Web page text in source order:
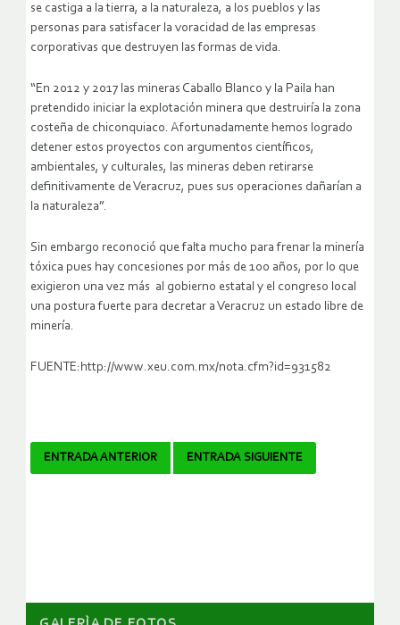
se castiga a la tierra, a la naturaleza, a los pueblos y las
personas para satisfacer la voracidad de las empresas
corporativas que destruyen las formas de vida.
“En 2012 y 2017 las mineras Caballo Blanco y la Paila han
pretendido iniciar la explotación minera que destruiría la zona
costeña de chiconquiaco. Afortunadamente hemos logrado
detener estos proyectos con argumentos científicos,
ambientales, y culturales, las mineras deben retirarse
definitivamente de Veracruz, pues sus operaciones dañarían a
la naturaleza”.
Sin embargo reconoció que falta mucho para frenar la minería
tóxica pues hay concesiones por más de 100 años, por lo que
exigieron una vez más al gobierno estatal y el congreso local
una postura fuerte para decretar a Veracruz un estado libre de
minería.
FUENTE:http://www.xeu.com.mx/nota.cfm?id=931582
Navegador
ENTRADA ANTERIOR ENTRADA SIGUIENTE